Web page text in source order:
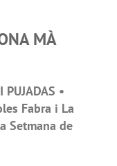
MÀ
PUJADAS •
Fabra i La
Setmana de